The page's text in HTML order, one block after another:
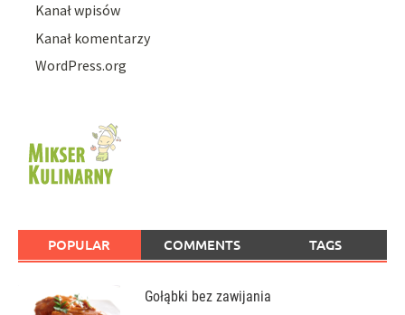
Kanał wpisów
Kanał komentarzy
WordPress.org
POPULAR COMMENTS TAGS
Gołąbki bez zawijania